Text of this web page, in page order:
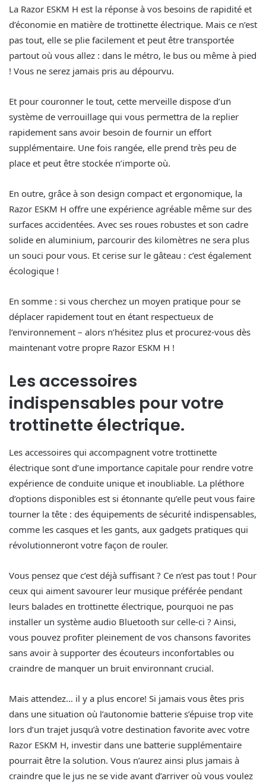
La Razor ESKM H est la réponse à vos besoins de rapidité et
d’économie en matière de trottinette électrique. Mais ce n’est
pas tout, elle se plie facilement et peut être transportée
partout où vous allez : dans le métro, le bus ou même à pied
! Vous ne serez jamais pris au dépourvu.
Et pour couronner le tout, cette merveille dispose d’un
système de verrouillage qui vous permettra de la replier
rapidement sans avoir besoin de fournir un effort
supplémentaire. Une fois rangée, elle prend très peu de
place et peut être stockée n’importe où.
En outre, grâce à son design compact et ergonomique, la
Razor ESKM H offre une expérience agréable même sur des
surfaces accidentées. Avec ses roues robustes et son cadre
solide en aluminium, parcourir des kilomètres ne sera plus
un souci pour vous. Et cerise sur le gâteau : c’est également
écologique !
En somme : si vous cherchez un moyen pratique pour se
déplacer rapidement tout en étant respectueux de
l’environnement – alors n’hésitez plus et procurez-vous dès
maintenant votre propre Razor ESKM H !
Les accessoires
indispensables pour votre
trottinette électrique.
Les accessoires qui accompagnent votre trottinette
électrique sont d’une importance capitale pour rendre votre
expérience de conduite unique et inoubliable. La pléthore
d’options disponibles est si étonnante qu’elle peut vous faire
tourner la tête : des équipements de sécurité indispensables,
comme les casques et les gants, aux gadgets pratiques qui
révolutionneront votre façon de rouler.
Vous pensez que c’est déjà suffisant ? Ce n’est pas tout ! Pour
ceux qui aiment savourer leur musique préférée pendant
leurs balades en trottinette électrique, pourquoi ne pas
installer un système audio Bluetooth sur celle-ci ? Ainsi,
vous pouvez profiter pleinement de vos chansons favorites
sans avoir à supporter des écouteurs inconfortables ou
craindre de manquer un bruit environnant crucial.
Mais attendez… il y a plus encore! Si jamais vous êtes pris
dans une situation où l’autonomie batterie s’épuise trop vite
lors d’un trajet jusqu’à votre destination favorite avec votre
Razor ESKM H, investir dans une batterie supplémentaire
pourrait être la solution. Vous n’aurez ainsi plus jamais à
craindre que le jus ne se vide avant d’arriver où vous voulez